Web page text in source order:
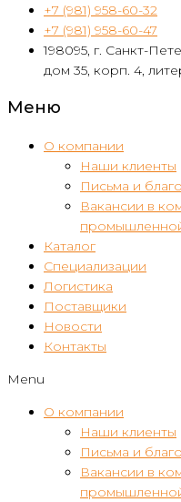
+7 (981) 958-60-32
+7 (981) 958-60-47
198095, г. Санкт-
дом 35, корп. 4,
Меню
О компании
Наши клиенты
Письма и
Вакансии в
Каталог
Специализации
Логистика
Поставщики
Новости
Контакты
Menu
О компании
Наши клиенты
Письма и
Вакансии в